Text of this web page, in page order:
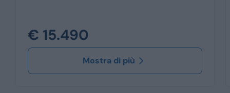
€ 15.490
Mostra di più